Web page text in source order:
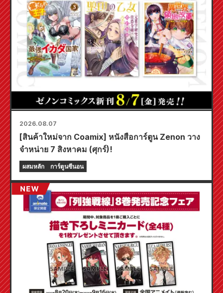
2026.08.07
[สินค้าใหม่จาก Coamix] หนังสือการ์ตูน Zenon วาง
จำหน่าย 7 สิงหาคม (ศุกร์)!
ผสมหลัก การ์ตูนซีนอน